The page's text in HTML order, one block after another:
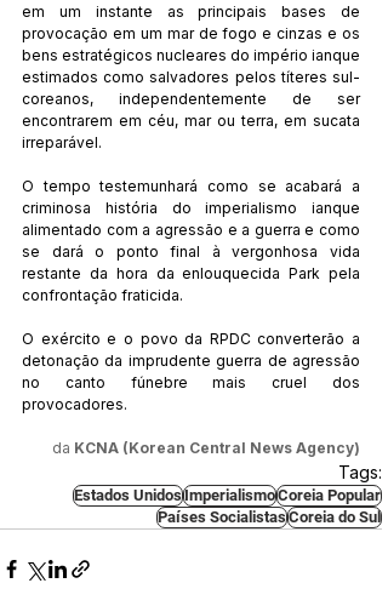
em um instante as principais bases de
provocação em um mar de fogo e cinzas e os
bens estratégicos nucleares do império ianque
estimados como salvadores pelos títeres sul-
coreanos, independentemente de ser
encontrarem em céu, mar ou terra, em sucata
irreparável.
O tempo testemunhará como se acabará a
criminosa história do imperialismo ianque
alimentado com a agressão e a guerra e como
se dará o ponto final à vergonhosa vida
restante da hora da enlouquecida Park pela
confrontação fraticida.
O exército e o povo da RPDC converterão a
detonação da imprudente guerra de agressão
no canto fúnebre mais cruel dos
provocadores.
da KCNA (Korean Central News Agency)
Tags:
Estados UnidosImperialismoCoreia Popular
Países SocialistasCoreia do Sul